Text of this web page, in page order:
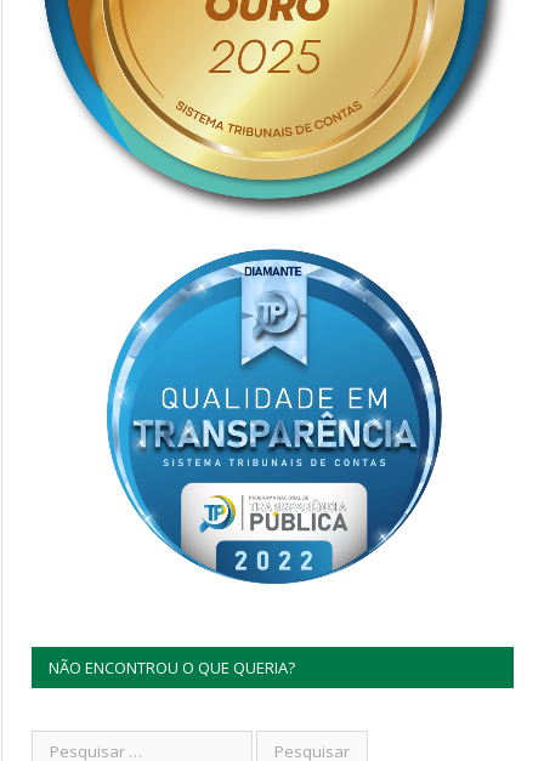
NÃO ENCONTROU O QUE QUERIA?